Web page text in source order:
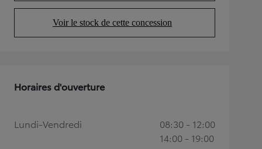
Voir le stock de cette concession
(Opens in new tab)
Horaires d'ouverture
Lundi-Vendredi
08:30 - 12:00
14:00 - 19:00